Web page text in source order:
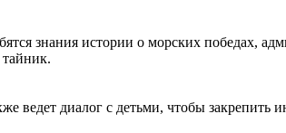
знания истории о морских победах,
тайник.
ведет диалог с детьми, чтобы